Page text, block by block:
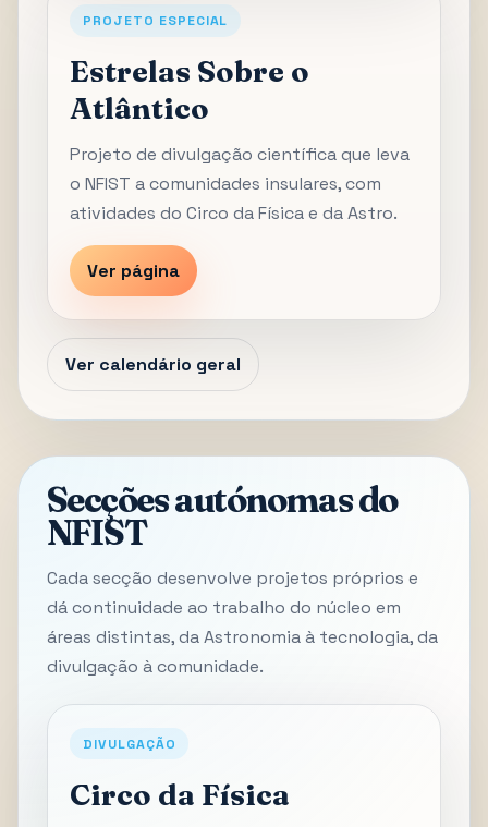
PROJETO ESPECIAL
Estrelas Sobre o
Atlântico
Projeto de divulgação científica que leva
o NFIST a comunidades insulares, com
atividades do Circo da Física e da Astro.
Ver página
Ver calendário geral
Secções autónomas do
NFIST
Cada secção desenvolve projetos próprios e
dá continuidade ao trabalho do núcleo em
áreas distintas, da Astronomia à tecnologia, da
divulgação à comunidade.
DIVULGAÇÃO
Circo da Física